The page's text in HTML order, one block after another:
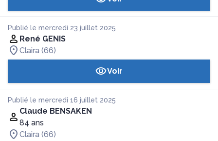
Publié le mercredi 23 juillet 2025
René GENIS
Claira (66)
Voir
Publié le mercredi 16 juillet 2025
Claude BENSAKEN
84 ans
Claira (66)